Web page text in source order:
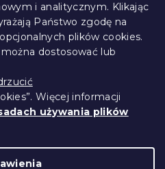
i analitycznym. Klikając
Państwo zgodę na
plików cookies.
można dostosować lub
Więcej informacji
używania plików